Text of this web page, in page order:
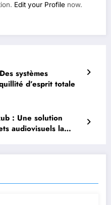
Edit your Profile now.
systèmes
d’esprit totale
: Une solution
audiovisuels la